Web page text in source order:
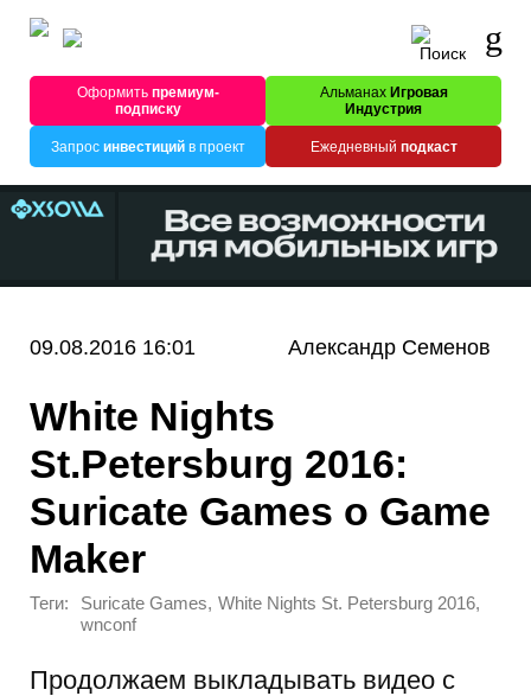
Оформитьпремиум-
подписку
Альманах Игровая
Индустрия
Запрос инвестицийв проект Ежедневный подкаст
09.08.2016 16:01 Александр Семенов
White Nights
St.Petersburg 2016:
Suricate Games о Game
Maker
Теги: Suricate Games, White Nights St. Petersburg 2016,
wnconf
Продолжаем выкладывать видео с